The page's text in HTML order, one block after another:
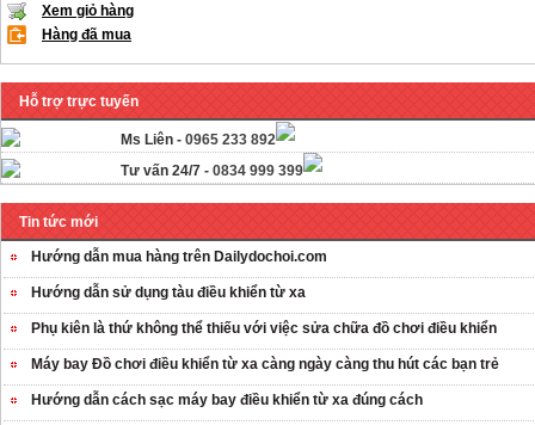
Xem giỏ hàng
Hàng đã mua
Hỗ trợ trực tuyến
Ms Liên - 0965 233 892
Tư vấn 24/7 - 0834 999 399
Tin tức mới
Hướng dẫn mua hàng trên Dailydochoi.com
Hướng dẫn sử dụng tàu điều khiển từ xa
Phụ kiên là thứ không thể thiếu với việc sửa chữa đồ chơi điều khiển
Máy bay Đồ chơi điều khiển từ xa càng ngày càng thu hút các bạn trẻ
Hướng dẫn cách sạc máy bay điều khiển từ xa đúng cách